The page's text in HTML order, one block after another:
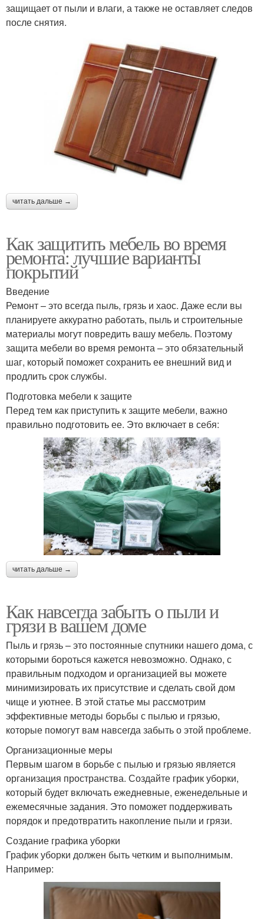
защищает от пыли и влаги, а также не оставляет следов
после снятия.
читать дальше →
Как защитить мебель во время
ремонта: лучшие варианты
покрытий
Введение
Ремонт – это всегда пыль, грязь и хаос. Даже если вы
планируете аккуратно работать, пыль и строительные
материалы могут повредить вашу мебель. Поэтому
защита мебели во время ремонта – это обязательный
шаг, который поможет сохранить ее внешний вид и
продлить срок службы.
Подготовка мебели к защите
Перед тем как приступить к защите мебели, важно
правильно подготовить ее. Это включает в себя:
читать дальше →
Как навсегда забыть о пыли и
грязи в вашем доме
Пыль и грязь – это постоянные спутники нашего дома, с
которыми бороться кажется невозможно. Однако, с
правильным подходом и организацией вы можете
минимизировать их присутствие и сделать свой дом
чище и уютнее. В этой статье мы рассмотрим
эффективные методы борьбы с пылью и грязью,
которые помогут вам навсегда забыть о этой проблеме.
Организационные меры
Первым шагом в борьбе с пылью и грязью является
организация пространства. Создайте график уборки,
который будет включать ежедневные, еженедельные и
ежемесячные задания. Это поможет поддерживать
порядок и предотвратить накопление пыли и грязи.
Создание графика уборки
График уборки должен быть четким и выполнимым.
Например: